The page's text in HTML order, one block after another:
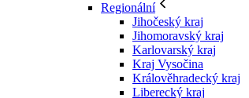
Regionální
Jihočeský kraj
Jihomoravský kraj
Karlovarský kraj
Kraj Vysočina
Králověhradecký kraj
Liberecký kraj